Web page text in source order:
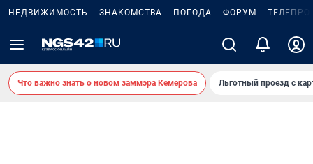
НЕДВИЖИМОСТЬ ЗНАКОМСТВА ПОГОДА ФОРУМ
Что важно знать о новом заммэра Кемерова Льготный проезд с